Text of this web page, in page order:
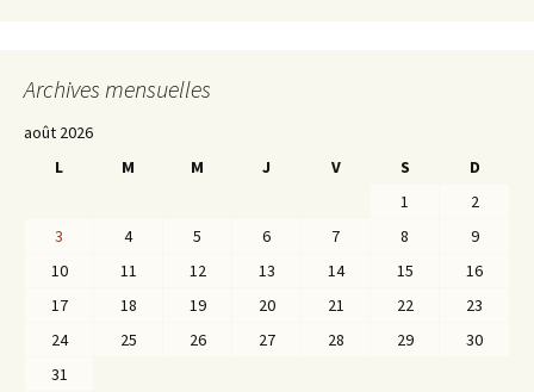
Archives mensuelles
août 2026
L
M M J V S
D
1
2
3
4 5 6 7 8
9
10
11 12 13 14 15
16
17
18 19 20 21 22
23
24
25 26 27 28 29
30
31